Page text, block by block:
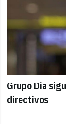
Grupo Dia
directivos